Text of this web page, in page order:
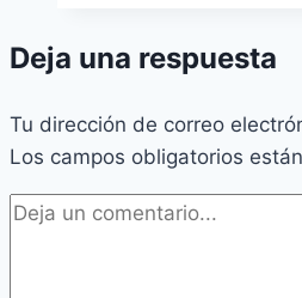
Deja una respuesta
Tu dirección de correo
Los campos obligatorios